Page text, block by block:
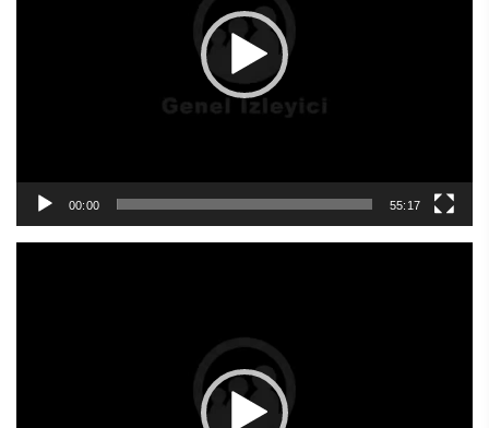
00:00 55:17